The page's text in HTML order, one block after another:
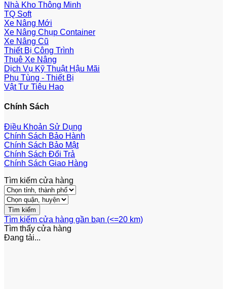
Nhà Kho Thông Minh
TQ Soft
Xe Nâng Mới
Xe Nâng Chụp Container
Xe Nâng Cũ
Thiết Bị Công Trình
Thuê Xe Nâng
Dịch Vụ Kỹ Thuật Hậu Mãi
Phụ Tùng - Thiết Bị
Vật Tư Tiêu Hao
Chính Sách
Điều Khoản Sử Dụng
Chính Sách Bảo Hành
Chính Sách Bảo Mật
Chính Sách Đổi Trả
Chính Sách Giao Hàng
Tìm kiếm cửa hàng
Tìm kiếm cửa hàng gần bạn (<=20 km)
Tìm thấy cửa hàng
Đang tải...